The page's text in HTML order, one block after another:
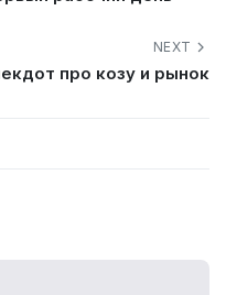
NEXT
про козу и рынок